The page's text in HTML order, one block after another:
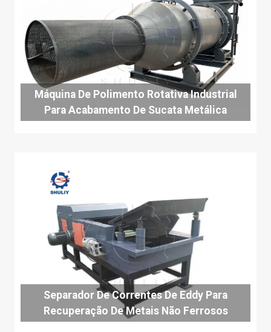
Máquina De Polimento Rotativa Industrial
Para Acabamento De Sucata Metálica
Separador De Correntes De Eddy Para
Recuperação De Metais Não Ferrosos